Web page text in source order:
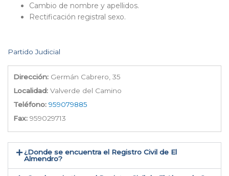
Cambio de nombre y apellidos.
Rectificación registral sexo.
Partido Judicial
Dirección: Germán Cabrero, 35
Localidad: Valverde del Camino
Teléfono: 959079885
Fax: 959029713
¿Donde se encuentra el Registro Civil de El
Almendro​?